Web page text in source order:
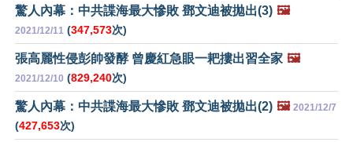
驚人內幕：中共諜海最大慘敗 鄧文迪被拋出(3) 🖼️
2021/12/11 (347,573次)
張高麗性侵彭帥發酵 曾慶紅急眼一耙摟出習全家 🖼️
2021/12/10 (829,240次)
驚人內幕：中共諜海最大慘敗 鄧文迪被拋出(2) 🖼️ 2021/12/7
(427,653次)